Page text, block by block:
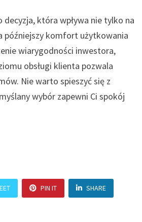
która wpływa nie tylko na
późniejszy komfort użytkowania
wiarygodności inwestora,
obsługi klienta pozwala
Nie warto spieszyć się z
wybór zapewni Ci spokój
PIN IT SHARE